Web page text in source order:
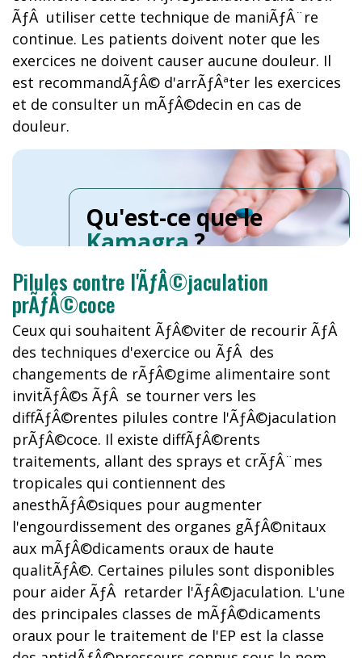
ÃƒÂ utiliser cette technique de maniÃƒÂ¨re
continue. Les patients doivent noter que les
exercices ne doivent causer aucune douleur. Il
est recommandÃƒÂ© d'arrÃƒÂªter les exercices
et de consulter un mÃƒÂ©decin en cas de
douleur.
Qu'est-ce que le
Kamagra?
Pilules contre l'ÃƒÂ©jaculation
prÃƒÂ©coce
Ceux qui souhaitent ÃƒÂ©viter de recourir ÃƒÂ
des techniques d'exercice ou ÃƒÂ des
changements de rÃƒÂ©gime alimentaire sont
invitÃƒÂ©s ÃƒÂ se tourner vers les
diffÃƒÂ©rentes pilules contre l'ÃƒÂ©jaculation
prÃƒÂ©coce. Il existe diffÃƒÂ©rents
traitements, allant des sprays et crÃƒÂ¨mes
tropicales qui contiennent des
anesthÃƒÂ©siques pour augmenter
l'engourdissement des organes gÃƒÂ©nitaux
aux mÃƒÂ©dicaments oraux de haute
qualitÃƒÂ©. Certaines pilules sont disponibles
pour aider ÃƒÂ retarder l'ÃƒÂ©jaculation. L'une
des principales classes de mÃƒÂ©dicaments
oraux pour le traitement de l'EP est la classe